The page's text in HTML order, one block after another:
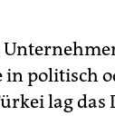
in politisch
lag das